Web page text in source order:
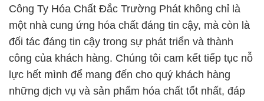
Công Ty Hóa Chất Đắc Trường Phát không chỉ là
một nhà cung ứng hóa chất đáng tin cậy, mà còn là
đối tác đáng tin cậy trong sự phát triển và thành
công của khách hàng. Chúng tôi cam kết tiếp tục nỗ
lực hết mình để mang đến cho quý khách hàng
những dịch vụ và sản phẩm hóa chất tốt nhất, đáp